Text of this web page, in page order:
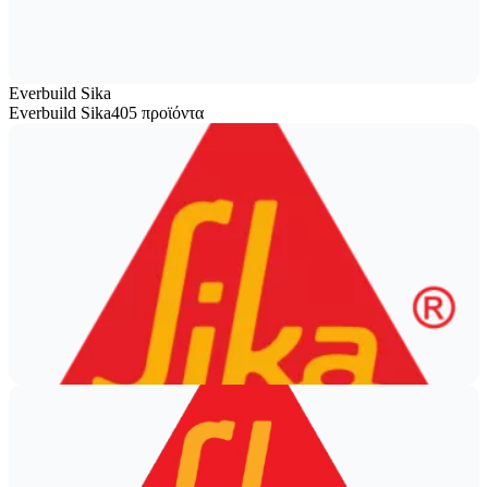
Everbuild Sika
Everbuild Sika405 προϊόντα